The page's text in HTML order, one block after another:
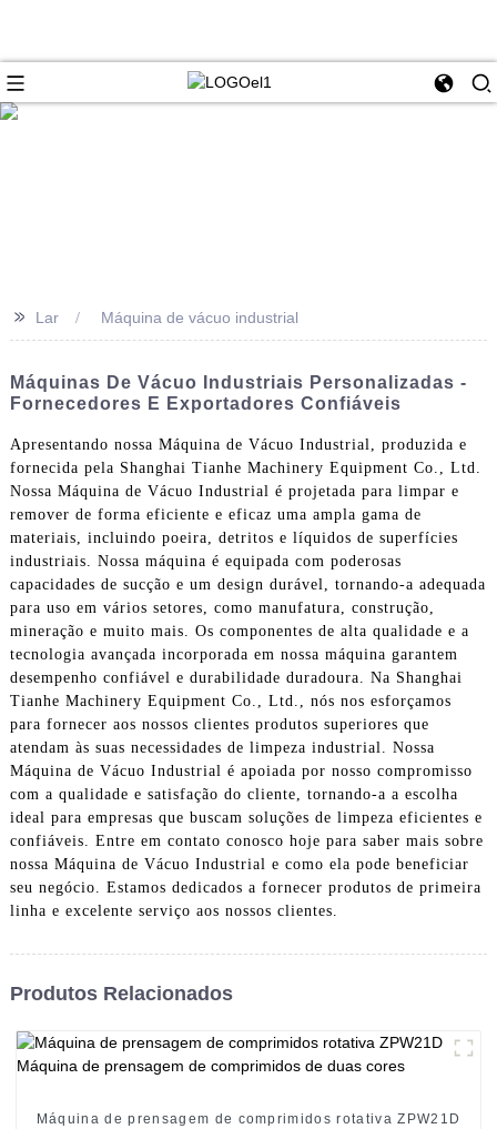
>> Lar Máquina de vácuo industrial
Máquinas De Vácuo Industriais Personalizadas -
Fornecedores E Exportadores Confiáveis
Apresentando nossa Máquina de Vácuo Industrial, produzida e
fornecida pela Shanghai Tianhe Machinery Equipment Co., Ltd.
Nossa Máquina de Vácuo Industrial é projetada para limpar e
remover de forma eficiente e eficaz uma ampla gama de
materiais, incluindo poeira, detritos e líquidos de superfícies
industriais. Nossa máquina é equipada com poderosas
capacidades de sucção e um design durável, tornando-a adequada
para uso em vários setores, como manufatura, construção,
mineração e muito mais. Os componentes de alta qualidade e a
tecnologia avançada incorporada em nossa máquina garantem
desempenho confiável e durabilidade duradoura. Na Shanghai
Tianhe Machinery Equipment Co., Ltd., nós nos esforçamos
para fornecer aos nossos clientes produtos superiores que
atendam às suas necessidades de limpeza industrial. Nossa
Máquina de Vácuo Industrial é apoiada por nosso compromisso
com a qualidade e satisfação do cliente, tornando-a a escolha
ideal para empresas que buscam soluções de limpeza eficientes e
confiáveis. Entre em contato conosco hoje para saber mais sobre
nossa Máquina de Vácuo Industrial e como ela pode beneficiar
seu negócio. Estamos dedicados a fornecer produtos de primeira
linha e excelente serviço aos nossos clientes.
Produtos Relacionados
Máquina de prensagem de comprimidos rotativa ZPW21D